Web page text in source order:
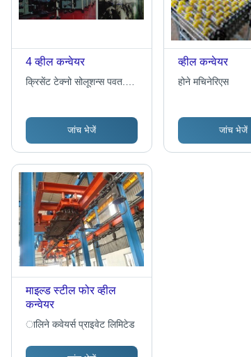
4 व्हील कन्वेयर
क्रिसेंट टेक्नो सोलूशन्स पवत.
जांच भेजें
व्हील कन्वेयर
होने मचिनेरिएस
जांच भेजें
माइल्ड स्टील फोर व्हील
कन्वेयर
ालिने कवेयर्स प्राइवेट लिमिटेड